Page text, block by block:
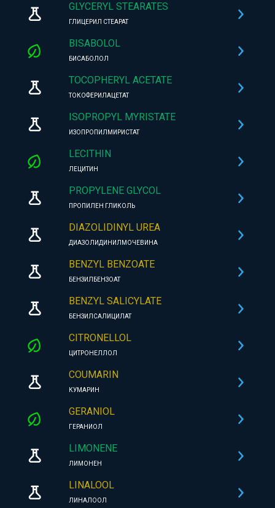
GLYCERYL STEARATES
ГЛИЦЕРИЛ СТЕАРАТ
BISABOLOL
БИСАБОЛОЛ
TOCOPHERYL ACETATE
ТОКОФЕРИЛАЦЕТАТ
ISOPROPYL MYRISTATE
ИЗОПРОПИЛМИРИСТАТ
LECITHIN
ЛЕЦИТИН
PROPYLENE GLYCOL
ПРОПИЛЕН ГЛИКОЛЬ
DIAZOLIDINYL UREA
ДИАЗОЛИДИНИЛМОЧЕВИНА
BENZYL BENZOATE
БЕНЗИЛБЕНЗОАТ
BENZYL SALICYLATE
БЕНЗИЛСАЛИЦИЛАТ
CITRONELLOL
ЦИТРОНЕЛЛОЛ
COUMARIN
КУМАРИН
GERANIOL
ГЕРАНИОЛ
LIMONENE
ЛИМОНЕН
LINALOOL
ЛИНАЛООЛ